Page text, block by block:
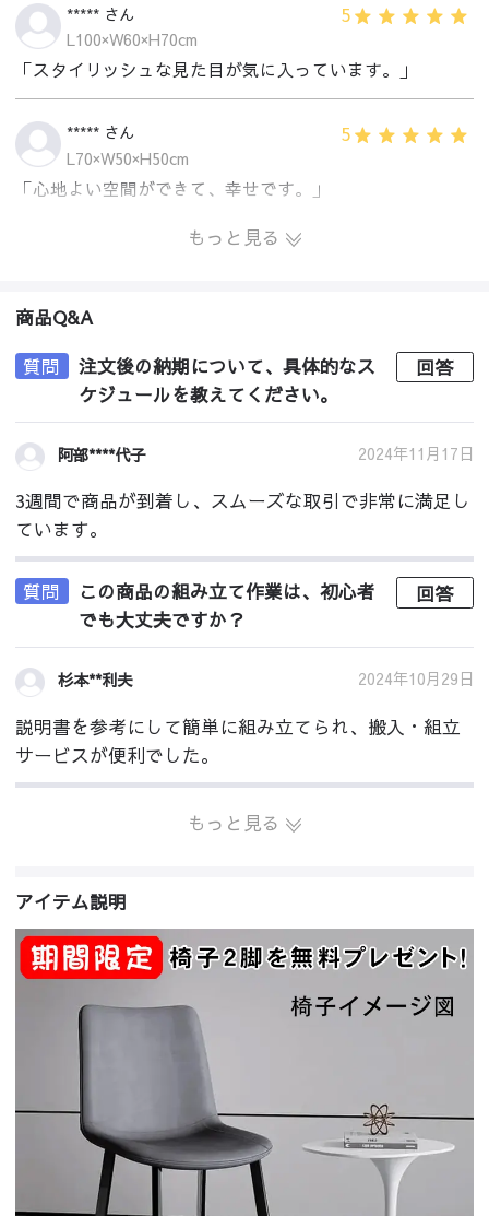
***** さん 5
L100×W60×H70cm
「スタイリッシュな見た目が気に入っています。」
***** さん 5
L70×W50×H50cm
「心地よい空間ができて、幸せです。」
もっと見る
商品Q&A
質問
注文後の納期について、具体的なス
ケジュールを教えてください。
回答
阿部****代子 2024年11月17日
3週間で商品が到着し、スムーズな取引で非常に満足し
ています。
質問
この商品の組み立て作業は、初心者
でも大丈夫ですか？
回答
杉本**利夫 2024年10月29日
説明書を参考にして簡単に組み立てられ、搬入・組立
サービスが便利でした。
もっと見る
アイテム説明